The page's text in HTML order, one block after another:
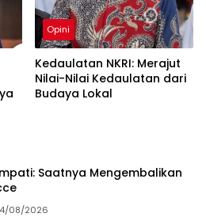
Opini
Kedaulatan NKRI: Merajut
Nilai-Nilai Kedaulatan dari
Budaya Lokal
Saatnya Mengembalikan
08/2026